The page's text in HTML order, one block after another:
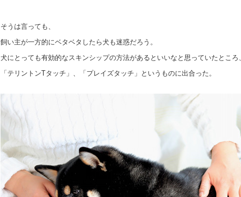
そうは言っても、
飼い主が一方的にベタベタしたら犬も迷惑だろう。
犬にとっても有効的なスキンシップの方法があるといいなと思っていたところ、
「テリントンTタッチ」、「プレイズタッチ」というものに出合った。